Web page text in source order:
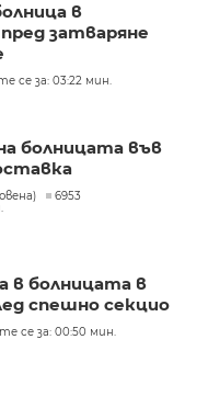
в
затваряне
се за: 03:22 мин.
болницата във
6953
в болницата в
спешно секцио
се за: 00:50 мин.